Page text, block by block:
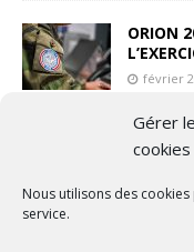
Gérer
cookies
Nous utilisons des
service.
ORION
février
LE
juin 2025